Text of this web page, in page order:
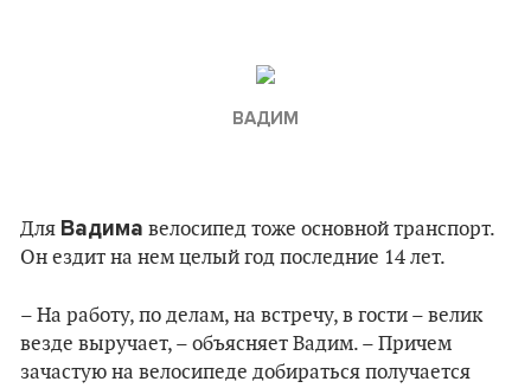
ВАДИМ
Для Вадима велосипед тоже основной транспорт.
Он ездит на нем целый год последние 14 лет.
– На работу, по делам, на встречу, в гости – велик
везде выручает, – объясняет Вадим. – Причем
зачастую на велосипеде добираться получается